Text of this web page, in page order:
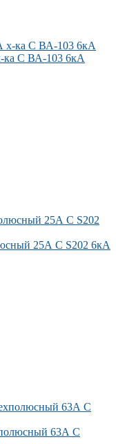
ка C ВА-103 6кА
25А С S202 6кА
63А С